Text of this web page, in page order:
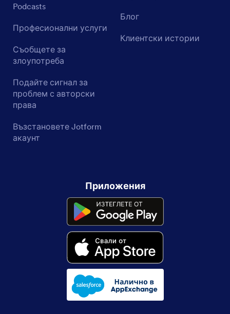
Podcasts
Професионални услуги
Съобщете за
злоупотреба
Подайте сигнал за
проблем с авторски
права
Възстановете Jotform
акаунт
Блог
Клиентски истории
Приложения